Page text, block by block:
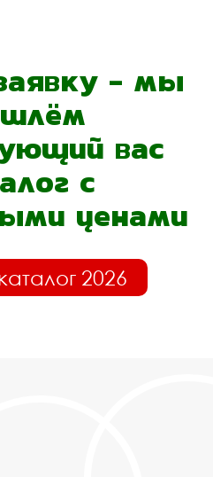
- мы
вас
с
ценами
2026